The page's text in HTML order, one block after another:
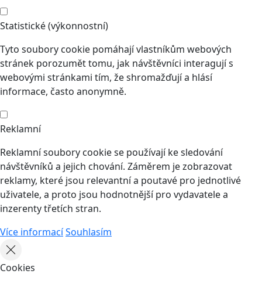
Statistické (výkonnostní)
Tyto soubory cookie pomáhají vlastníkům webových
stránek porozumět tomu, jak návštěvníci interagují s
webovými stránkami tím, že shromažďují a hlásí
informace, často anonymně.
Reklamní
Reklamní soubory cookie se používají ke sledování
návštěvníků a jejich chování. Záměrem je zobrazovat
reklamy, které jsou relevantní a poutavé pro jednotlivé
uživatele, a proto jsou hodnotnější pro vydavatele a
inzerenty třetích stran.
Více informacíSouhlasím
Cookies